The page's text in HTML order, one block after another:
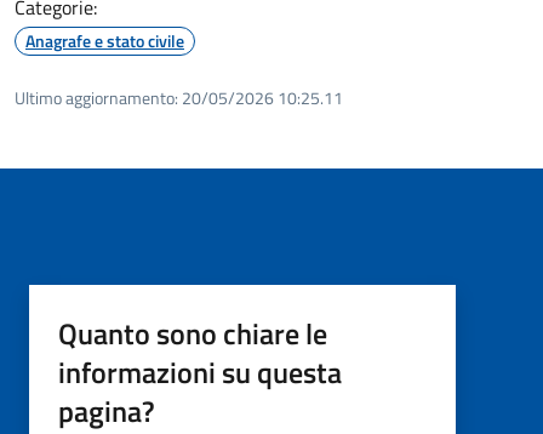
Categorie:
Anagrafe e stato civile
Ultimo aggiornamento: 20/05/2026 10:25.11
Quanto sono chiare le
informazioni su questa
pagina?